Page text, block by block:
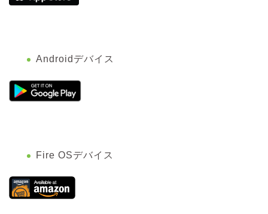
Androidデバイス
Fire OSデバイス